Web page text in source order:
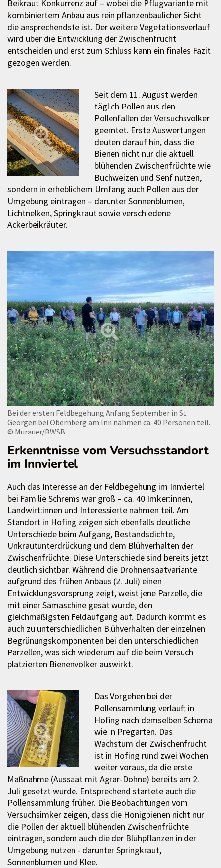
Beikraut Konkurrenz auf – wobei die Pflugvariante mit
kombiniertem Anbau aus rein pflanzenbaulicher Sicht
die ansprechendste ist. Der weitere Vegetationsverlauf
wird über die Entwicklung der Zwischenfrucht
entscheiden und erst zum Schluss kann ein finales Fazit
gezogen werden.
Seit dem 11. August werden
täglich Pollen aus den
Pollenfallen der Versuchsvölker
geerntet. Erste Auswertungen
deuten darauf hin, dass die
Bienen nicht nur die aktuell
blühenden Zwischenfrüchte wie
Buchweizen und Senf nutzen,
sondern in erheblichem Umfang auch Pollen aus der
Umgebung eintragen – darunter Sonnenblumen,
Lichtnelken, Springkraut sowie verschiedene
Ackerbeikräuter.
Bei der ersten Feldbegehung Anfang September in St.
Georgen bei Obernberg am Inn nahmen ca. 40 Personen teil.
© Murauer/BWSB
Erkenntnisse vom Versuchsstandort
im Innviertel
Auch das Interesse an der Feldbegehung im Innviertel
bei Familie Schrems war groß – ca. 40 Imker:innen,
Landwirt:innen und Interessierte nahmen teil. Am
Standort in Hofing zeigen sich ebenfalls deutliche
Unterschiede beim Aufgang, Bestandsdichte,
Unkrautunterdrückung und dem Blühverhalten der
Zwischenfrüchte. Diese Unterschiede sind bereits jetzt
deutlich sichtbar. Während die Drohnensaatvariante
aufgrund des frühen Anbaus (2. Juli) einen
Entwicklungsvorsprung zeigt, weist jene Parzelle, die
mit einer Sämaschine gesät wurde, den
gleichmäßigsten Feldaufgang auf. Dadurch kommt es
auch zu unterschiedlichen Blühverhalten der einzelnen
Begrünungskomponenten bei den unterschiedlichen
Parzellen, was sich wiederum auf die beim Versuch
platzierten Bienenvölker auswirkt.
Das Vorgehen bei der
Pollensammlung verläuft in
Hofing nach demselben Schema
wie in Pregarten. Das
Wachstum der Zwischenfrucht
ist in Hofing rund zwei Wochen
weiter voraus, da die erste
Maßnahme (Aussaat mit Agrar-Dohne) bereits am 2.
Juli gesetzt wurde. Entsprechend startete auch die
Pollensammlung früher. Die Beobachtungen vom
Versuchsimker zeigen, dass die Honigbienen nicht nur
die Pollen der aktuell blühenden Zwischenfrüchte
eintragen, sondern auch die der Blühpflanzen in der
Umgebung nutzen - darunter Springkraut,
Sonnenblumen und Klee.